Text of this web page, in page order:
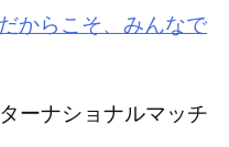
からこそ、みんなで
ーナショナルマッチ